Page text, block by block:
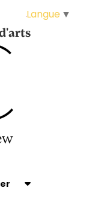
Langue ▼